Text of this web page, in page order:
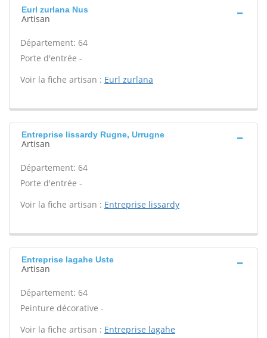
Eurl zurlana Nus
Artisan
Département: 64
Porte d'entrée -
Voir la fiche artisan : Eurl zurlana
Entreprise lissardy Rugne, Urrugne
Artisan
Département: 64
Porte d'entrée -
Voir la fiche artisan : Entreprise lissardy
Entreprise lagahe Uste
Artisan
Département: 64
Peinture décorative -
Voir la fiche artisan : Entreprise lagahe